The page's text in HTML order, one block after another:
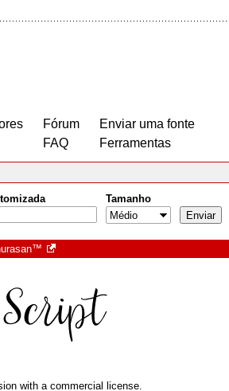
Fórum
FAQ
Enviar uma fonte
Ferramentas
Tamanho
with a commercial license.